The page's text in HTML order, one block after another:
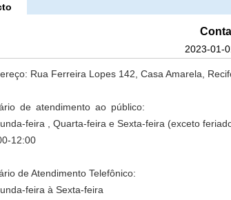
2023-01-
Rua Ferreira Lopes 142, Casa Amarela,
de atendimento ao público:
feira , Quarta-feira e Sexta-feira (exceto
12:00
de Atendimento Telefônico:
feira à Sexta-feira